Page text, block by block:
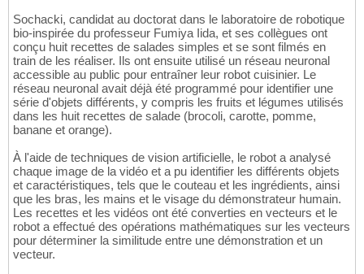
Sochacki, candidat au doctorat dans le laboratoire de robotique
bio-inspirée du professeur Fumiya Iida, et ses collègues ont
conçu huit recettes de salades simples et se sont filmés en
train de les réaliser. Ils ont ensuite utilisé un réseau neuronal
accessible au public pour entraîner leur robot cuisinier. Le
réseau neuronal avait déjà été programmé pour identifier une
série d'objets différents, y compris les fruits et légumes utilisés
dans les huit recettes de salade (brocoli, carotte, pomme,
banane et orange).
À l'aide de techniques de vision artificielle, le robot a analysé
chaque image de la vidéo et a pu identifier les différents objets
et caractéristiques, tels que le couteau et les ingrédients, ainsi
que les bras, les mains et le visage du démonstrateur humain.
Les recettes et les vidéos ont été converties en vecteurs et le
robot a effectué des opérations mathématiques sur les vecteurs
pour déterminer la similitude entre une démonstration et un
vecteur.